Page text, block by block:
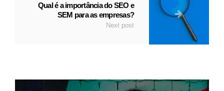
Qual é a importância do SEO e
SEM para as empresas?
Next post